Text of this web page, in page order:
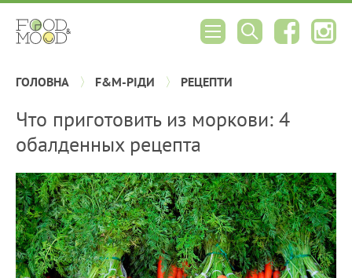
ГОЛОВНА F&M-РІДИ РЕЦЕПТИ
Что приготовить из моркови: 4
обалденных рецепта